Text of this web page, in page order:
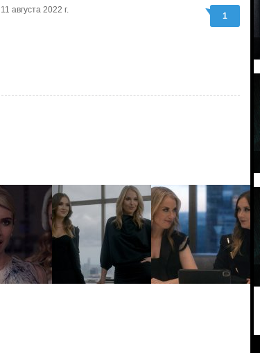
11 августа 2022 г.
1